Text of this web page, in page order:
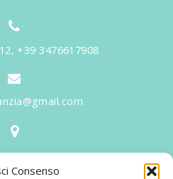
Consenso
+39 3476617908
- 42046 Reggiolo